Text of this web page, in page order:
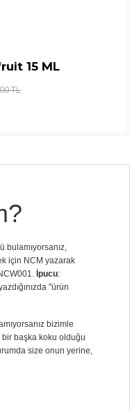
15 ML
TL
için NCM yazarak
İpucu:
"ürün
bizimle
başka koku olduğu
size onun yerine,